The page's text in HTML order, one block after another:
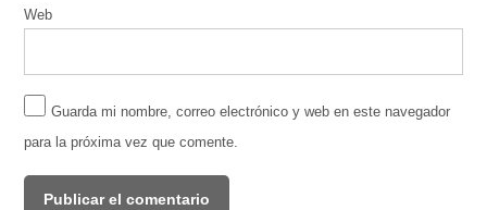
Web
Guarda mi nombre, correo electrónico y web en este navegador
para la próxima vez que comente.